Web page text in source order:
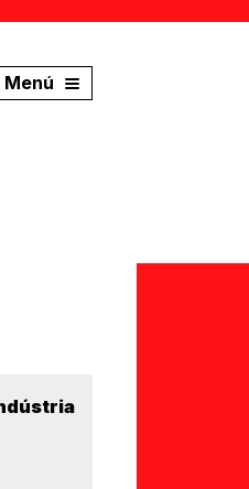
Menú